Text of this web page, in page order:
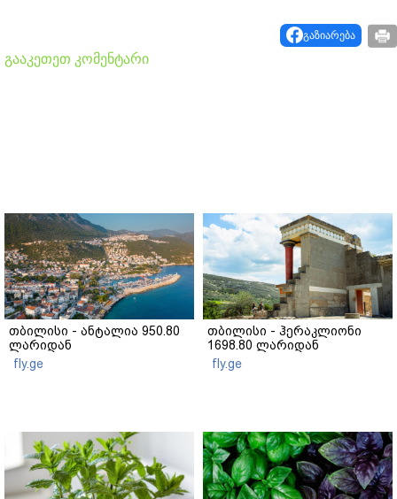
გაზიარება
გააკეთეთ კომენტარი
თბილისი - ანტალია 950.80
ლარიდან
fly.ge
თბილისი - ჰერაკლიონი
1698.80 ლარიდან
fly.ge